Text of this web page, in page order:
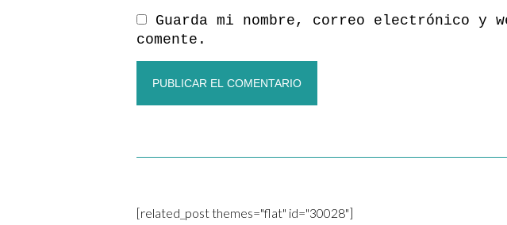
Guarda mi nombre, correo electrónico y
comente.
[related_post themes="flat" id="30028"]